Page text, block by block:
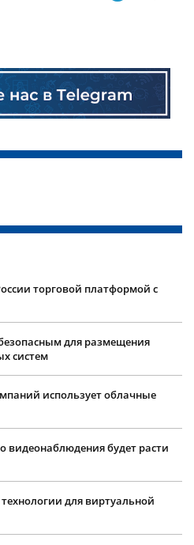
торговой платформой с
для размещения
систем
использует облачные
видеонаблюдения будет расти
для виртуальной